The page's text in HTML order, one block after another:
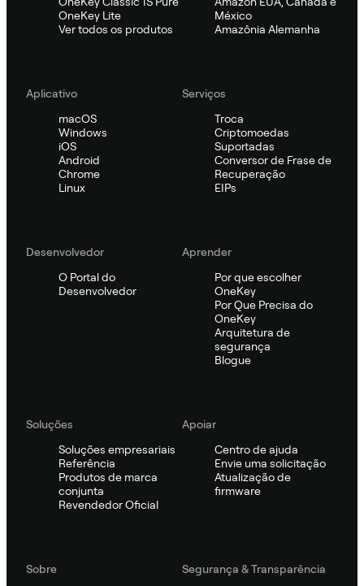
OneKey Lite
Ver todos os produtos
México
Amazônia Alemanha
Aplicativo
macOS
Windows
iOS
Android
Chrome
Linux
Serviços
Troca
Criptomoedas
Suportadas
Conversor de Frase de
Recuperação
EIPs
Desenvolvedor
O Portal do
Desenvolvedor
Aprender
Por que escolher
OneKey
Por Que Precisa do
OneKey
Arquitetura de
segurança
Blogue
Soluções
Soluções empresariais
Referência
Produtos de marca
conjunta
Revendedor Oficial
Apoiar
Centro de ajuda
Envie uma solicitação
Atualização de
firmware
Sobre
Segurança & Transparência